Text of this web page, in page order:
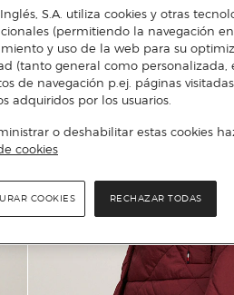
S.A. utiliza cookies y otras
(permitiendo la navegación
y uso de la web para su
(tanto general como
de navegación p.ej. páginas
adquiridos por los usuarios.
o deshabilitar estas cookies
cookies
RECHAZAR TODAS
COOKIES